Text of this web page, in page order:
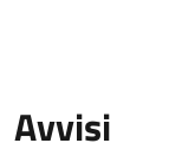
Avvisi